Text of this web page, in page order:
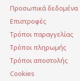
Προσωπικά δεδομένα
Επιστροφές
Τρόποι παραγγελίας
Τρόποι πληρωμής
Τρόποι αποστολής
Cookies